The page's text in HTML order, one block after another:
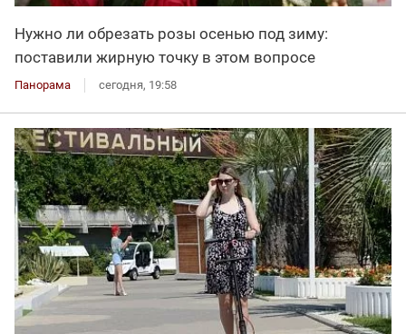
Нужно ли обрезать розы осенью под зиму:
поставили жирную точку в этом вопросе
Панорама сегодня, 19:58